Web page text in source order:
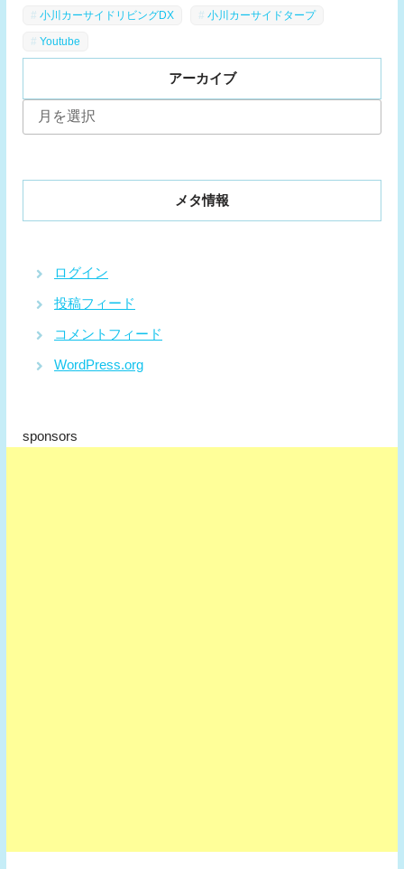
小川カーサイドリビングDX 小川カーサイドタープ
Youtube
アーカイブ
ー
メタ情報
ログイン
投稿フィード
コメントフィード
WordPress.org
sponsors